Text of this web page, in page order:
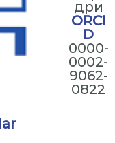
дри
ORCI
D
0000-
0002-
9062-
0822